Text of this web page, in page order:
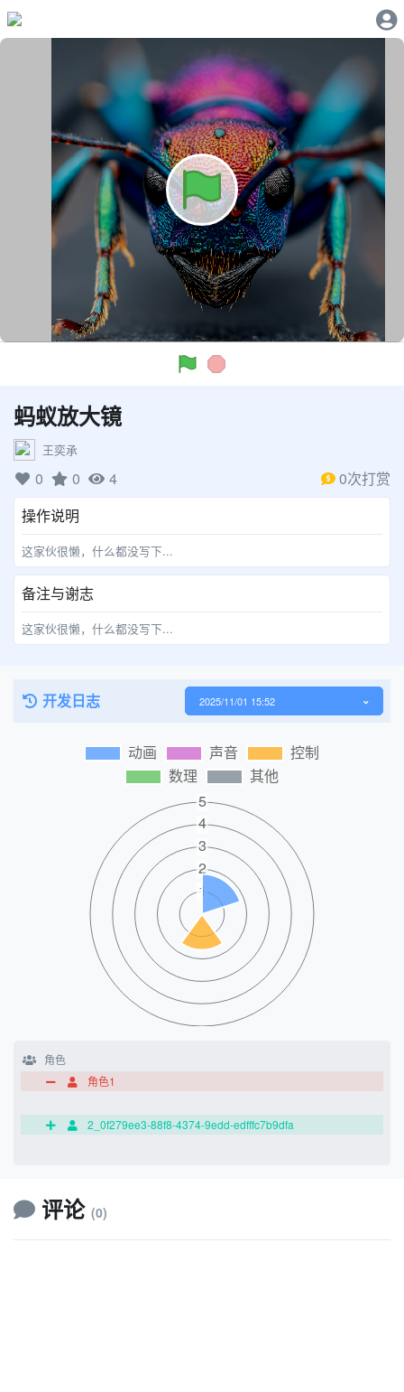
蚂蚁放大镜
王奕承
0 0 4
0次打赏
操作说明
这家伙很懒，什么都没写下...
备注与谢志
这家伙很懒，什么都没写下...
开发日志 2025/11/01 15:52
角色
角色1
2_0f279ee3-88f8-4374-9edd-edfffc7b9dfa
评论 (0)